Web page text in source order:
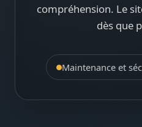
compréhension. Le
dès que
Maintenance et